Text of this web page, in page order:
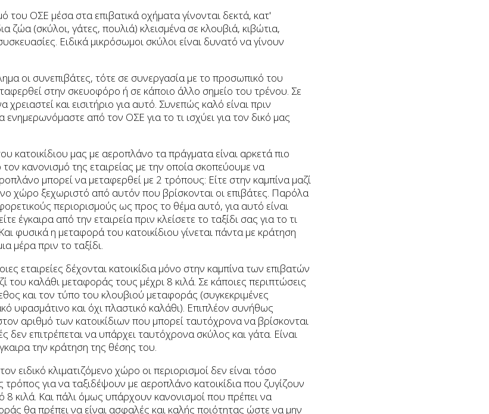
του ΟΣΕ μέσα στα επιβατικά οχήματα γίνονται δεκτά, κατ'
ζώα (σκύλοι, γάτες, πουλιά) κλεισμένα σε κλουβιά, κιβώτια,
Ειδικά μικρόσωμοι σκύλοι είναι δυνατό να γίνουν
οι συνεπιβάτες, τότε σε συνεργασία με το προσωπικό του
στην σκευοφόρο ή σε κάποιο άλλο σημείο του τρένου. Σε
χρειαστεί και εισιτήριο για αυτό. Συνεπώς καλό είναι πριν
από τον ΟΣΕ για το τι ισχύει για τον δικό μας
κατοικίδιου μας με αεροπλάνο τα πράγματα είναι αρκετά πιο
κανονισμό της εταιρείας με την οποία σκοπεύουμε να
μπορεί να μεταφερθεί με 2 τρόπους: Είτε στην καμπίνα μαζί
χώρο ξεχωριστό από αυτόν που βρίσκονται οι επιβάτες. Παρόλα
περιορισμούς ως προς το θέμα αυτό, για αυτό είναι
έγκαιρα από την εταιρεία πριν κλείσετε το ταξίδι σας για το τι
φυσικά η μεταφορά του κατοικίδιου γίνεται πάντα με κράτηση
μέρα πριν το ταξίδι.
εταιρείες δέχονται κατοικίδια μόνο στην καμπίνα των επιβατών
του καλάθι μεταφοράς τους μέχρι 8 κιλά. Σε κάποιες περιπτώσεις
και τον τύπο του κλουβιού μεταφοράς (συγκεκριμένες
υφασμάτινο και όχι πλαστικό καλάθι). Επιπλέον συνήθως
αριθμό των κατοικίδιων που μπορεί ταυτόχρονα να βρίσκονται
δεν επιτρέπεται να υπάρχει ταυτόχρονα σκύλος και γάτα. Είναι
την κράτηση της θέσης του.
ειδικό κλιματιζόμενο χώρο οι περιορισμοί δεν είναι τόσο
τρόπος για να ταξιδέψουν με αεροπλάνο κατοικίδια που ζυγίζουν
κιλά. Και πάλι όμως υπάρχουν κανονισμοί που πρέπει να
θα πρέπει να είναι ασφαλές και καλής ποιότητας ώστε να μην